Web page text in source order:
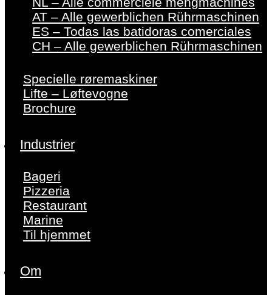
AT – Alle gewerblichen Rührmaschinen
ES – Todas las batidoras comerciales
CH – Alle gewerblichen Rührmaschinen
Specielle røremaskiner
Lifte – Løftevogne
Brochure
Industrier
Bageri
Pizzeria
Restaurant
Marine
Til hjemmet
Om